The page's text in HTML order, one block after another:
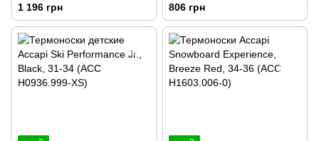
1 196 грн 806 грн